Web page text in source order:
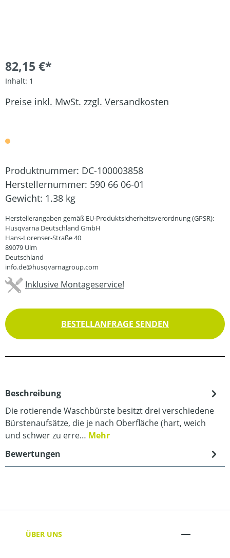
82,15 €*
Inhalt: 1
Preise inkl. MwSt. zzgl. Versandkosten
Produktnummer: DC-100003858
Herstellernummer: 590 66 06-01
Gewicht: 1.38 kg
Herstellerangaben gemäß EU-Produktsicherheitsverordnung (GPSR):
Husqvarna Deutschland GmbH
Hans-Lorenser-Straße 40
89079 Ulm
Deutschland
info.de@husqvarnagroup.com
Inklusive Montageservice!
BESTELLANFRAGE SENDEN
Beschreibung
Die rotierende Waschbürste besitzt drei verschiedene
Bürstenaufsätze, die je nach Oberfläche (hart, weich
und schwer zu erre… Mehr
Bewertungen
ÜBER UNS